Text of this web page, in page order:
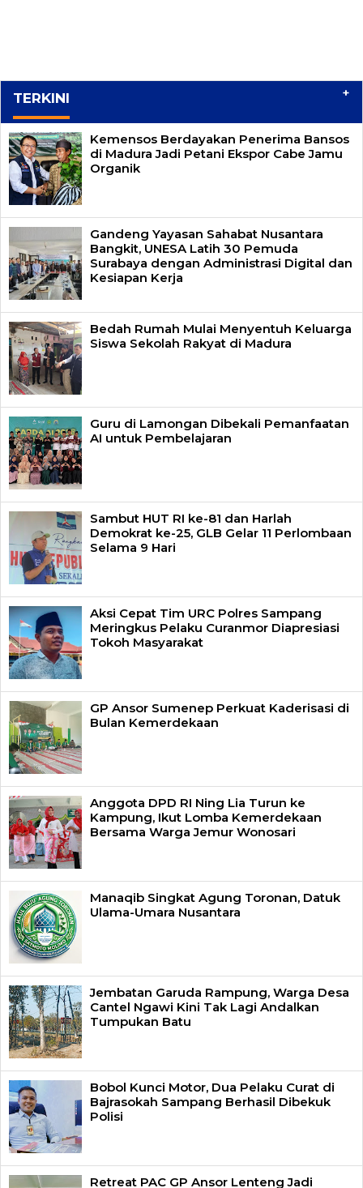
TERKINI +
Kemensos Berdayakan Penerima Bansos
di Madura Jadi Petani Ekspor Cabe Jamu
Organik
Gandeng Yayasan Sahabat Nusantara
Bangkit, UNESA Latih 30 Pemuda
Surabaya dengan Administrasi Digital dan
Kesiapan Kerja
Bedah Rumah Mulai Menyentuh Keluarga
Siswa Sekolah Rakyat di Madura
Guru di Lamongan Dibekali Pemanfaatan
AI untuk Pembelajaran
Sambut HUT RI ke-81 dan Harlah
Demokrat ke-25, GLB Gelar 11 Perlombaan
Selama 9 Hari
Aksi Cepat Tim URC Polres Sampang
Meringkus Pelaku Curanmor Diapresiasi
Tokoh Masyarakat
GP Ansor Sumenep Perkuat Kaderisasi di
Bulan Kemerdekaan
Anggota DPD RI Ning Lia Turun ke
Kampung, Ikut Lomba Kemerdekaan
Bersama Warga Jemur Wonosari
Manaqib Singkat Agung Toronan, Datuk
Ulama-Umara Nusantara
Jembatan Garuda Rampung, Warga Desa
Cantel Ngawi Kini Tak Lagi Andalkan
Tumpukan Batu
Bobol Kunci Motor, Dua Pelaku Curat di
Bajrasokah Sampang Berhasil Dibekuk
Polisi
Retreat PAC GP Ansor Lenteng Jadi